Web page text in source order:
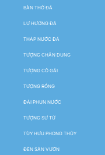
BÀN THỜ ĐÁ
LƯ HƯƠNG ĐÁ
THÁP NƯỚC ĐÁ
TƯỢNG CHÂN DUNG
TƯỢNG CÔ GÁI
TƯỢNG RỒNG
ĐÀI PHUN NƯỚC
TƯỢNG SƯ TỬ
TÙY HƯU PHONG THỦY
ĐÈN SÂN VƯỜN